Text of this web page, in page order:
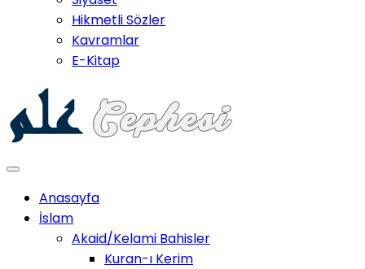
Hikmetli Sözler
Kavramlar
E-Kitap
Anasayfa
İslam
Akaid/Kelami Bahisler
Kuran-ı Kerim